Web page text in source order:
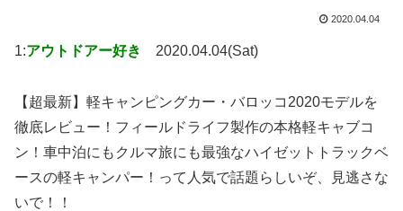
2020.04.04
1:アウトドアー好き 2020.04.04(Sat)
【超最新】軽キャンピングカー・バロッコ2020モデルを
徹底レビュー！フィールドライフ製作の本格軽キャブコ
ン！車中泊にもクルマ旅にも最強なハイゼットトラックベ
ースの軽キャンパー！って人気で話題らしいぞ、見逃さな
いで！！